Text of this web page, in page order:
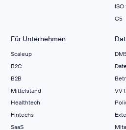
ISO
C5
Für Unternehmen
Scaleup
B2C
B2B
Mittelstand
Healthtech
Fintechs
SaaS